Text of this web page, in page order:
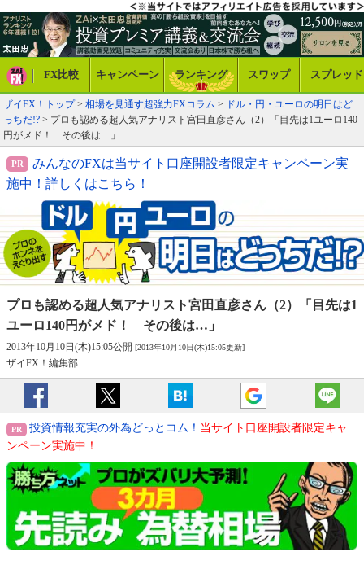
FX比較 キャンペーン ランキング スワップ スプレッド
ザイFX！トップ> 相場を見通す超強力FXコラム > ドル・円・ユーロの明日はど
っちだ!? > プロも認める超人気アナリスト宮田直彦さん（2）「目先は1ユーロ140
円がメド！ その後は…」
みんなのFXは当サイト口座開設者限定キャンペーン実
施中！詳しくはこちら！
プロも認める超人気アナリスト宮田直彦さん（2）
「目先は1
ユーロ140円がメド！ その後は…」
2013年10月10日(木)15:05公開 [2013年10月10日(木)15:05更新]
ザイFX！編集部
投資情報充実の外為どっとコム！ 当サイト口座開設者限定キャ
ンペーン実施中！